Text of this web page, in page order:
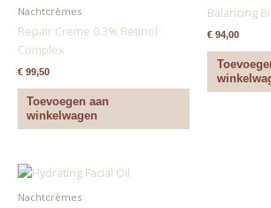
Nachtcrèmes
Repair Creme 0.3% Retinol
Complex
€99,50
Toevoegen aan
winkelwagen
Balancing
€ 94,00
Nachtcrèmes